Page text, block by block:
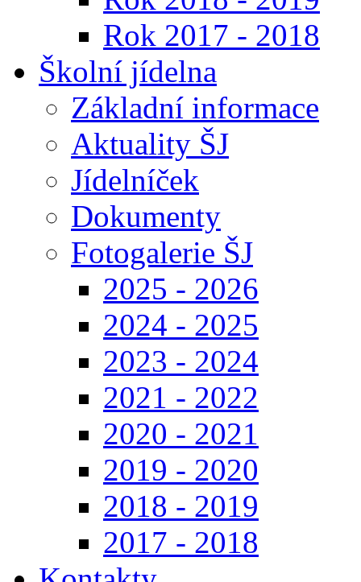
Rok 2017 - 2018
Školní jídelna
Základní informace
Aktuality ŠJ
Jídelníček
Dokumenty
Fotogalerie ŠJ
2025 - 2026
2024 - 2025
2023 - 2024
2021 - 2022
2020 - 2021
2019 - 2020
2018 - 2019
2017 - 2018